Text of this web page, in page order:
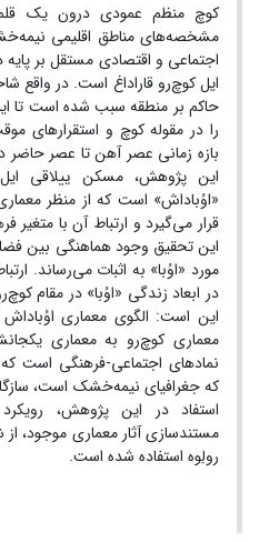
کوچ منظم عمودی درون یک
مشخصه‌های مناطق اقلیمی
اجتماعی و اقتصادی مستقل بر پایه
ایل کوچ‌رو قاراداغ است. در
حاکم بر منطقه سبب شده است تا
را در مقوله کوچ و استقرارهای
بازه زمانی عصر آهن تا عصر حاضر
این پژوهش، مسکن ییلاقی
«اوُباداش» است که از منظر
قرار می‌گیرد و ارتباط آن با
این تحقیق وجود هماهنگی بین
مورد «اوُبا» به اثبات می‌رساند.
در ابعاد زندگی «اوُبا» در مقام
این است: الگوی معماری
معماری کوچ‌رو به معماری
نمادهای اجتماعی-فرهنگی است
که جغرافیای نیمه‌خشک است،
استفاد در این پژوهش،
مستندسازی آثار معماری موجود،
رولِوه استفاده شده است.